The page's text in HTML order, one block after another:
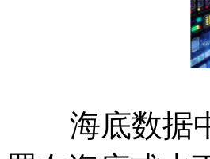
海底数据中